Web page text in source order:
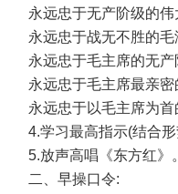
永远忠于无产阶级的伟
永远忠于战无不胜的毛
永远忠于毛主席的无产
永远忠于毛主席最亲密
永远忠于以毛主席为首
4.学习最高指示(结合形
5.放声高唱《东方红》。
二、早操口令: